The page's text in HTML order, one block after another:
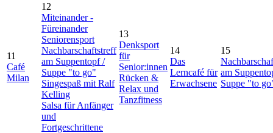
11
Café
Milan
12
Miteinander -
Füreinander
Seniorensport
Nachbarschaftstreff
am Suppentopf /
Suppe "to go"
Singespaß mit Ralf
Kelling
Salsa für Anfänger
und
Fortgeschrittene
13
Denksport
für
Senior:innen
Rücken &
Relax und
Tanzfitness
14
Das
Lerncafé für
Erwachsene
15
am
Suppe "to